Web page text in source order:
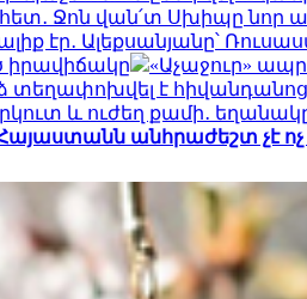
Ջոն վան՛տ Սխիպը նոր
էր․ Ալեքսանյանը՝
իրավիճակը
«Աչաջուր»
տեղափոխվել է հիվանդանոց
և ուժեղ քամի․
անհրաժեշտ չէ ոչ